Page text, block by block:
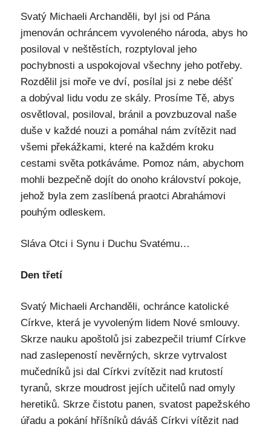
Svatý Michaeli Archanděli, byl jsi od Pána
jmenován ochráncem vyvoleného národa, abys ho
posiloval v neštěstích, rozptyloval jeho
pochybnosti a uspokojoval všechny jeho potřeby.
Rozdělil jsi moře ve dví, posílal jsi z nebe déšť
a dobýval lidu vodu ze skály. Prosíme Tě, abys
osvětloval, posiloval, bránil a povzbuzoval naše
duše v každé nouzi a pomáhal nám zvítězit nad
všemi překážkami, které na každém kroku
cestami světa potkáváme. Pomoz nám, abychom
mohli bezpečně dojít do onoho království pokoje,
jehož byla zem zaslíbená praotci Abrahámovi
pouhým odleskem.
Sláva Otci i Synu i Duchu Svatému…
Den třetí
Svatý Michaeli Archanděli, ochránce katolické
Církve, která je vyvoleným lidem Nové smlouvy.
Skrze nauku apoštolů jsi zabezpečil triumf Církve
nad zaslepeností nevěrných, skrze vytrvalost
mučedníků jsi dal Církvi zvítězit nad krutostí
tyranů, skrze moudrost jejích učitelů nad omyly
heretiků. Skrze čistotu panen, svatost papežského
úřadu a pokání hříšníků dáváš Církvi vítězit nad